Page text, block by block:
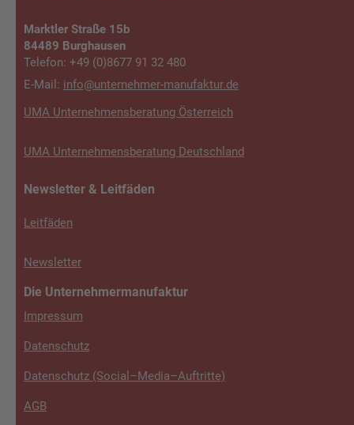
Marktler Straße 15b
84489 Burghausen
Telefon: +49 (0)8677 91 32 480
E-Mail: info@unterneh­mer-manufaktur.de
UMA Unternehmensberatung Österreich
UMA Unternehmensberatung Deutschland
Newsletter & Leitfäden
Leitfäden
Newsletter
Die Unternehmermanufaktur
Impressum
Datenschutz
Datenschutz (Social–Media–Auftritte)
AGB